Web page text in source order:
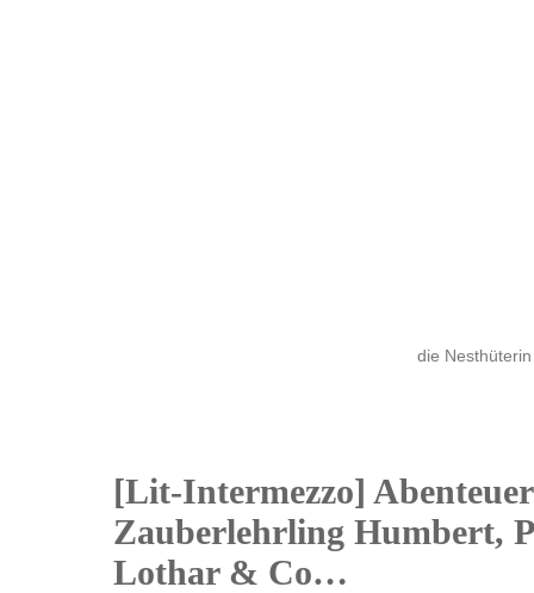
die Nesthüterin
[Lit-Intermezzo]
Zauberlehrling Humbert,
Lothar & Co…